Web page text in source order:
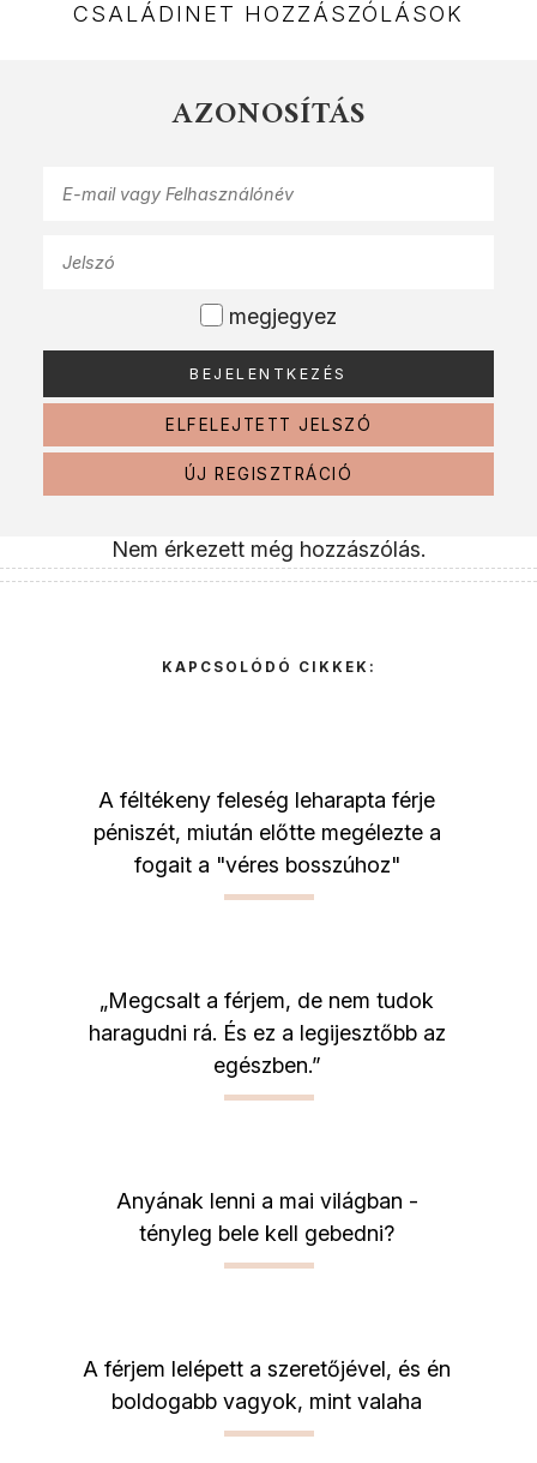
CSALÁDINET HOZZÁSZÓLÁSOK
AZONOSÍTÁS
megjegyez
ELFELEJTETT JELSZÓ
ÚJ REGISZTRÁCIÓ
Nem érkezett még hozzászólás.
KAPCSOLÓDÓ CIKKEK:
A féltékeny feleség leharapta férje
péniszét, miután előtte megélezte a
fogait a "véres bosszúhoz"
„Megcsalt a férjem, de nem tudok
haragudni rá. És ez a legijesztőbb az
egészben.”
Anyának lenni a mai világban -
tényleg bele kell gebedni?
A férjem lelépett a szeretőjével, és én
boldogabb vagyok, mint valaha